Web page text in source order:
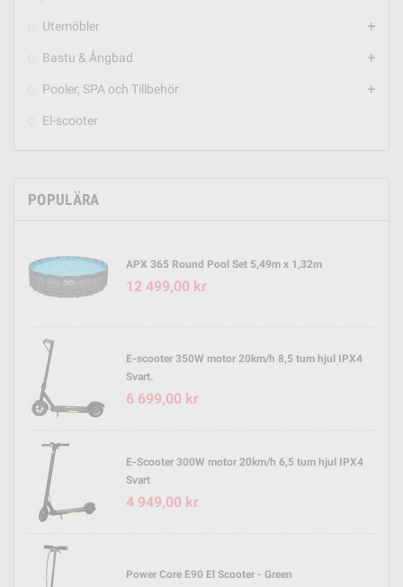
Utemöbler add
Bastu & Ångbad add
Pooler, SPA och Tillbehör add
El-scooter
POPULÄRA
APX 365 Round Pool Set 5,49m x 1,32m
12 499,00 kr
E-scooter 350W motor 20km/h 8,5 tum hjul IPX4
Svart.
6 699,00 kr
E-Scooter 300W motor 20km/h 6,5 tum hjul IPX4
Svart
4 949,00 kr
Power Core E90 El Scooter - Green